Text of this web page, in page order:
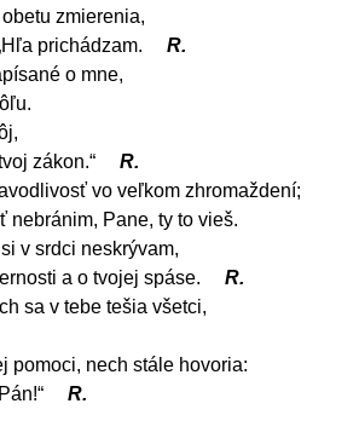
zmierenia,
prichádzam.
R.
o mne,
zákon.“
R.
vo veľkom zhromaždení;
nebránim, Pane, ty to vieš.
v srdci neskrývam,
a o tvojej spáse.
R.
sa v tebe tešia všetci,
pomoci, nech stále hovoria:
R.